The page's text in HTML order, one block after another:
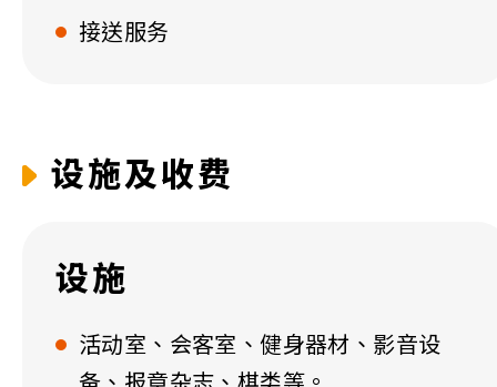
接送服务
设施及收费
设施
活动室、会客室、健身器材、影音设